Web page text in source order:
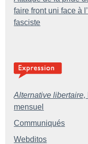
faire front uni face à
fasciste
Alternative libertaire,
mensuel
Communiqués
Webditos